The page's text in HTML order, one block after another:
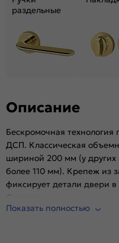
раздельные
Описание
Бескромочная технология
ДСП. Классическая
шириной 200 мм (у других
более 110 мм). Крепеж из
фиксирует детали двери в
Показать полностью